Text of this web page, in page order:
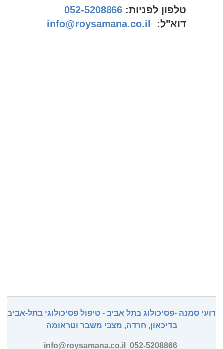
טלפון לפניות: 052-5208866
דוא"ל:
info@roysamana.co.il
רועי סמנה -פסיכולוג בתל אביב - טיפול פסיכולוגי בתל-אביב
בדיכאון, חרדה, מצבי משבר וטראומה
info@roysamana.co.il